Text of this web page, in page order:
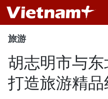
旅游
胡志明市与
打造旅游精